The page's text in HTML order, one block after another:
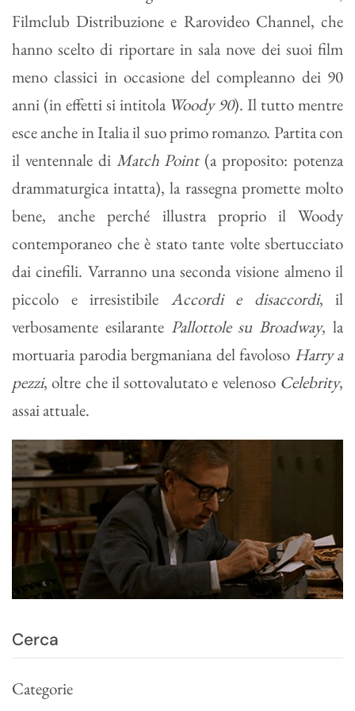
Filmclub Distribuzione e Rarovideo Channel, che
hanno scelto di riportare in sala nove dei suoi film
meno classici in occasione del compleanno dei 90
anni (in effetti si intitola Woody 90). Il tutto mentre
esce anche in Italia il suo primo romanzo. Partita con
il ventennale di Match Point(a proposito: potenza
drammaturgica intatta), la rassegna promette molto
bene, anche perché illustra proprio il Woody
contemporaneo che è stato tante volte sbertucciato
dai cinefili. Varranno una seconda visione almeno il
piccolo e irresistibile Accordi e disaccordi, il
verbosamente esilarante Pallottole su Broadway, la
mortuaria parodia bergmaniana del favoloso Harry a
pezzi, oltre che il sottovalutato e velenoso Celebrity,
assai attuale.
Categorie